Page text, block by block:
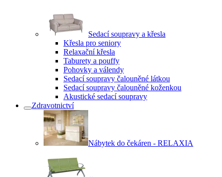
Sedací soupravy a křesla
Křesla pro seniory
Relaxační křesla
Taburety a pouffy
Pohovky a válendy
Sedací soupravy čalouněné látkou
Sedací soupravy čalouněné koženkou
Akustické sedací soupravy
Zdravotnictví
Nábytek do čekáren - RELAXIA